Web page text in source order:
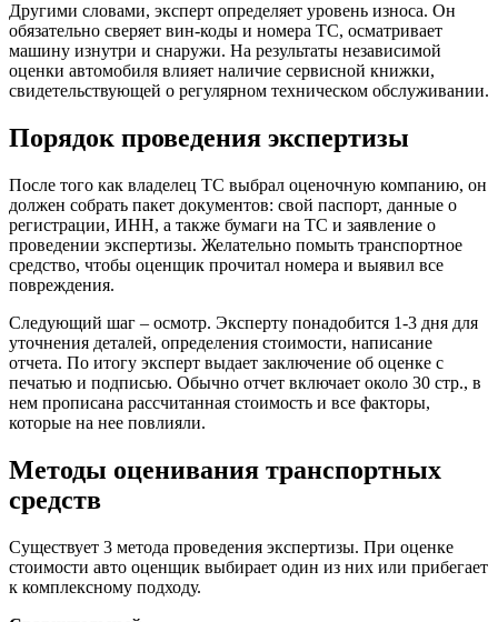
Другими словами, эксперт определяет уровень износа. Он
обязательно сверяет вин-коды и номера ТС, осматривает
машину изнутри и снаружи. На результаты независимой
оценки автомобиля влияет наличие сервисной книжки,
свидетельствующей о регулярном техническом обслуживании.
Порядок проведения экспертизы
После того как владелец ТС выбрал оценочную компанию, он
должен собрать пакет документов: свой паспорт, данные о
регистрации, ИНН, а также бумаги на ТС и заявление о
проведении экспертизы. Желательно помыть транспортное
средство, чтобы оценщик прочитал номера и выявил все
повреждения.
Следующий шаг – осмотр. Эксперту понадобится 1-3 дня для
уточнения деталей, определения стоимости, написание
отчета. По итогу эксперт выдает заключение об оценке с
печатью и подписью. Обычно отчет включает около 30 стр., в
нем прописана рассчитанная стоимость и все факторы,
которые на нее повлияли.
Методы оценивания транспортных
средств
Существует 3 метода проведения экспертизы. При оценке
стоимости авто оценщик выбирает один из них или прибегает
к комплексному подходу.